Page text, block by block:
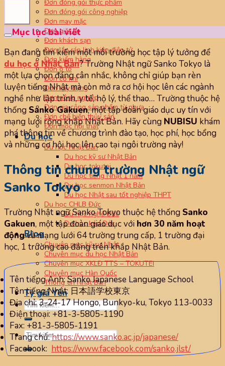
Đơn đóng gói thực phẩm
Đơn đóng gói công nghiệp
Đơn may mặc
Đơn giặt là
Đơn khách sạn
Đơn lắp ráp linh kiện điện tử
Đơn kiểm hàng
Đơn ô tô
Đơn cơ khí
Đơn xây dựng
Đơn nông nghiệp
Đơn gia công sản phẩm từ nhựa
Đơn chế biến thủy sản
Đơn mộc nội thất
Du học
Du học Nhật Bản
Du học kỹ sư Nhật Bản
Du học tokutei
Du học tiếng Nhật 1 năm
Du học senmon Nhật Bản
Du học Nhật sau tốt nghiệp THPT
Du học CHLB Đức
Du học nghề Đức
Du học kép Đức
Blog
Chuyên mục kỹ sư Nhật
Chuyên mục du học Nhật Bản
Chuyên mục XKLĐ TTS – TOKUTEI
Chuyên mục Hàn Quốc
Thông tin Nhật Bản
Tỷ giá Yên
Mục lục bài viết
Bạn đang tìm kiếm một môi trường học tập lý tưởng để
du học ở Nhật Bản? Trường Nhật ngữ Sanko Tokyo là
một lựa chọn đáng cân nhắc, không chỉ giúp bạn rèn
luyện tiếng Nhật mà còn mở ra cơ hội học lên các ngành
nghề như lập trình, y tế, hộ lý, thể thao… Trường thuộc hệ
thống Sanko Gakuen, một tập đoàn giáo dục uy tín với
mạng lưới rộng khắp Nhật Bản. Hãy cùng NUBISU khám
phá thông tin về chương trình đào tạo, học phí, học bổng
và những cơ hội học lên cao tại ngôi trường này!
Thông tin chung trường Nhật ngữ
Sanko Tokyo
Trường Nhật ngữ Sanko Tokyo thuộc hệ thống Sanko
Gakuen, một tập đoàn giáo dục với hơn 30 năm hoạt
độngvà mạng lưới 64 trường trung cấp, 1 trường đại
học, 1 trường cao đẳng trên khắp Nhật Bản.
Tên tiếng Anh: Sanko Japanese Language School
Tên tiếng Nhật: 日本語学校東京
Địa chỉ: 3-24-17 Hongo, Bunkyo-ku, Tokyo 113-0033
Điện thoại: +81-3-5805-1190
Fax: +81-3-5805-1191
Trang chủ:https://www.sanko.ac.jp/japanese/
Facebook: https://www.facebook.com/sanko.jlst/